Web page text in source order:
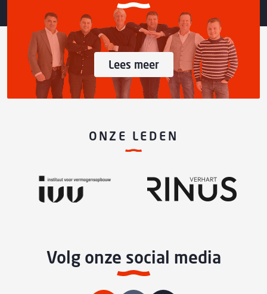
Lees meer
ONZE LEDEN
Volg onze social media